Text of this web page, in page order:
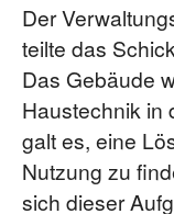
Der
teilte das
Das Gebäude
Haustechnik in
galt es, eine
Nutzung zu
sich dieser